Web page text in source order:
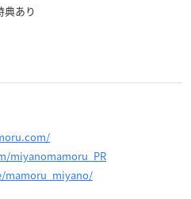
典あり
miyanomamoru_PR